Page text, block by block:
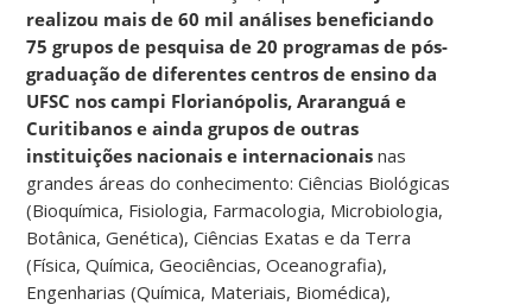
realizou mais de 60 mil análises beneficiando
75 grupos de pesquisa de 20 programas de pós-
graduação de diferentes centros de ensino da
UFSC nos campi Florianópolis, Araranguá e
Curitibanos e ainda grupos de outras
instituições nacionais e internacionais nas
grandes áreas do conhecimento: Ciências Biológicas
(Bioquímica, Fisiologia, Farmacologia, Microbiologia,
Botânica, Genética), Ciências Exatas e da Terra
(Física, Química, Geociências, Oceanografia),
Engenharias (Química, Materiais, Biomédica),